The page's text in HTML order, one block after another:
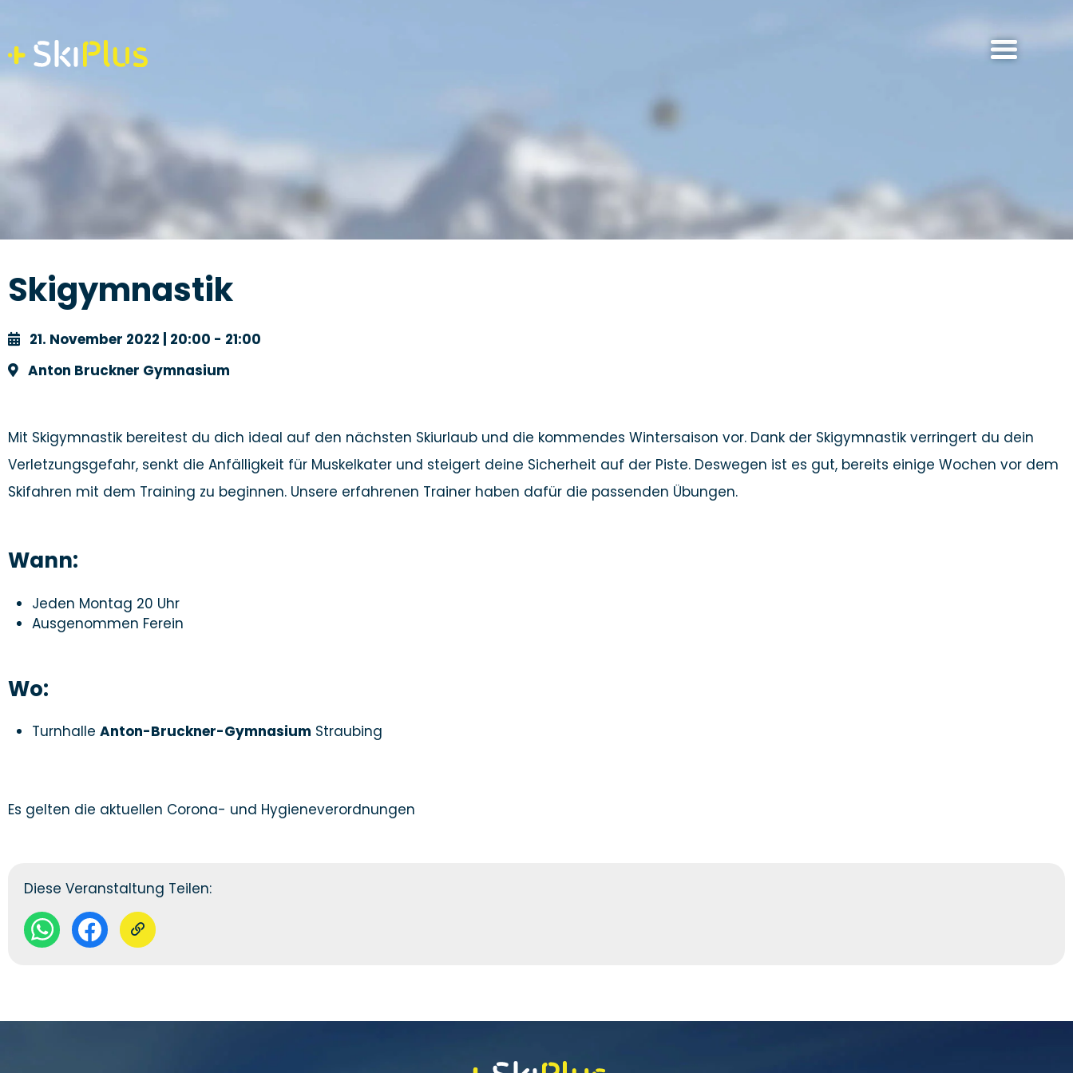
content
Skigymnastik
21. November 2022 | 20:00 - 21:00
Anton Bruckner Gymnasium
Mit Skigymnastik bereitest du dich ideal auf den nächsten Skiurlaub und die kommendes Wintersaison vor. Dank der Skigymnastik verringert du dein
Verletzungsgefahr, senkt die Anfälligkeit für Muskelkater und steigert deine Sicherheit auf der Piste. Deswegen ist es gut, bereits einige Wochen vor dem
Skifahren mit dem Training zu beginnen. Unsere erfahrenen Trainer haben dafür die passenden Übungen.
Wann:
Jeden Montag 20 Uhr
Ausgenommen Ferein
Wo:
Turnhalle Anton-Bruckner-Gymnasium Straubing
Es gelten die aktuellen Corona- und Hygieneverordnungen
Diese Veranstaltung Teilen: